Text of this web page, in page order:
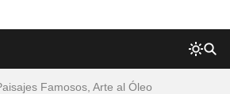
Famosos, Arte al Óleo